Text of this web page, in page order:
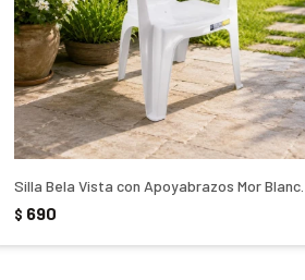
Silla Bela Vista con Apoyabrazos Mor Blanca - Blanco
$ 690